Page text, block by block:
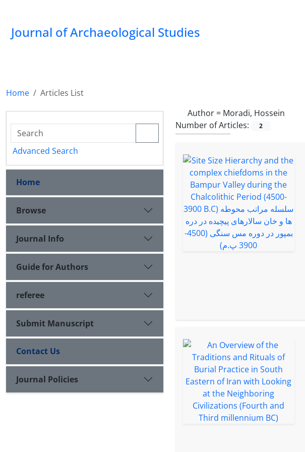
Journal of Archaeological Studies
Home
Articles List
Author = Moradi, Hossein
Number of Articles:
2
Advanced Search
Home
Browse
Journal Info
Guide for Authors
referee
Submit Manuscript
Contact Us
Journal Policies